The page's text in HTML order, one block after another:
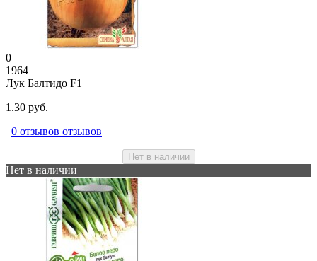
0
1964
Лук Балтидо F1
1.30 руб.
0 отзывов отзывов
Нет в наличии
Нет в наличии